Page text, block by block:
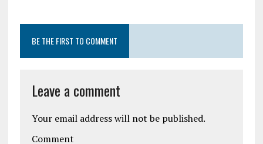
BE THE FIRST TO COMMENT
Leave a comment
Your email address will not be published.
Comment